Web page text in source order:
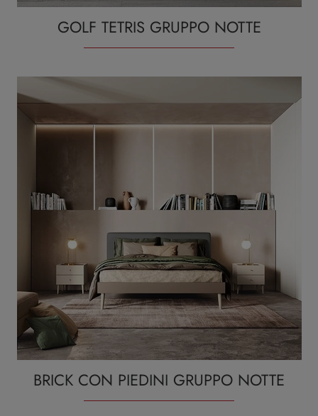
GOLF TETRIS GRUPPO NOTTE
BRICK CON PIEDINI GRUPPO NOTTE